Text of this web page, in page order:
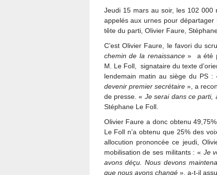
Jeudi 15 mars au soir, les 102 000
appelés aux urnes pour
tête du parti, Olivier Faure,
C’est Olivier Faure, le favori du
chemin de la renaissance» a été
M. Le Foll, signataire du texte
lendemain matin au siège du PS
devenir premier secrétaire », a
de presse. « Je serai dans ce parti,
Stéphane Le Foll.
Olivier Faure a donc obtenu
Le Foll n’a obtenu que 25% des
allocution prononcée ce jeudi,
mobilisation de ses militants : « Je
avons déçu. Nous devons
que nous avons changé », a-t-il